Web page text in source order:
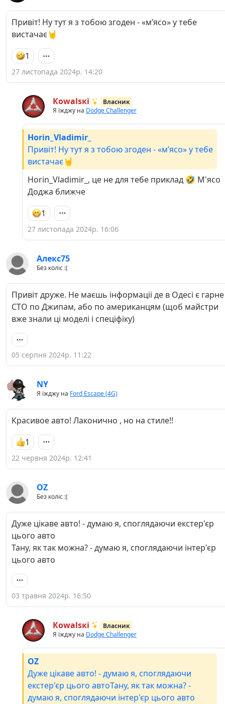
Привіт! Ну тут я з тобою згоден - «мʼясо» у тебе
вистачає🤘
1
27 листопада 2024р. 14:20
Кowаlsкі
Власник
Я їжджу на Dodge Challenger
Horin_Vladimir_
Привіт! Ну тут я з тобою згоден - «мʼясо» у тебе
вистачає🤘
Horin_Vladimir_, це не для тебе приклад 🤣 М'ясо
Доджа ближче
1
27 листопада 2024р. 16:06
Алекс75
Без коліс :(
Привіт друже. Не маєшь інформаціі де в Одесі є гарне
СТО по Джипам, або по американцям (щоб майстри
вже знали ці моделі і спеціфіку)
05 серпня 2024р. 11:22
NY
Я їжджу на Ford Escape (4G)
Красивое авто! Лаконично , но на стиле!!
1
22 червня 2024р. 12:41
OZ
Без коліс :(
Дуже цікаве авто! - думаю я, споглядаючи екстер'єр
цього авто
Тану, як так можна? - думаю я, споглядаючи інтер'єр
цього авто
03 травня 2024р. 16:50
Кowаlsкі
Власник
Я їжджу на Dodge Challenger
OZ
Дуже цікаве авто! - думаю я, споглядаючи
екстер'єр цього автоТану, як так можна? -
думаю я, споглядаючи інтер'єр цього авто